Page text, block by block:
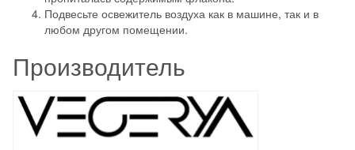
Подвесьте освежитель воздуха как в машине, так и в
любом другом помещении.
Производитель